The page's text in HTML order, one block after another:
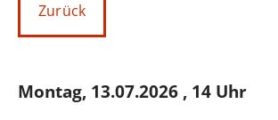
Zurück
Montag, 13.07.2026 , 14 Uhr